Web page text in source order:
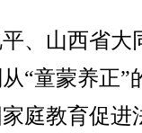
、山西省大
“童蒙养正”
庭教育促进